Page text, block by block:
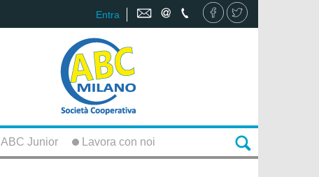
Entra
ABC Junior Lavora con noi